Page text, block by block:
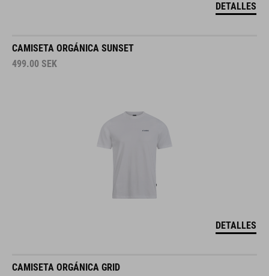
DETALLES
CAMISETA ORGÁNICA SUNSET
499.00 SEK
DETALLES
CAMISETA ORGÁNICA GRID